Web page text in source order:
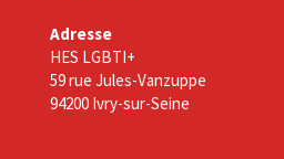
Adresse
HES LGBTI+
59 rue Jules-Vanzuppe
94200 Ivry-sur-Seine